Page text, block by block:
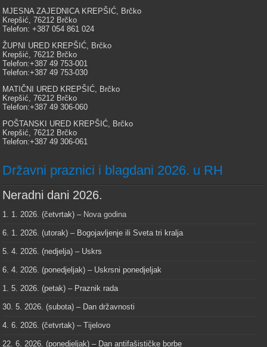
MJESNA ZAJEDNICA KREPŠIĆ, Brčko
Krepšić, 76212 Brčko
Telefon: +387 054 861 024
ŽUPNI URED KREPŠIĆ, Brčko
Krepšić, 76212 Brčko
Telefon:+387 49 753-001
Telefon:+387 49 753-030
MATIČNI URED KREPŠIĆ, Brčko
Krepšić, 76212 Brčko
Telefon:+387 49 306-060
POŠTANSKI URED KREPŠIĆ, Brčko
Krepšić, 76212 Brčko
Telefon:+387 49 306-061
Državni praznici i blagdani 2026. u RH
Neradni dani 2026.
1. 1. 2026. (četvrtak) – Nova godina
6. 1. 2026. (utorak) – Bogojavljenje ili Sveta tri kralja
5. 4. 2026. (nedjelja) – Uskrs
6. 4. 2026. (ponedjeljak) – Uskrsni ponedjeljak
1. 5. 2026. (petak) – Praznik rada
30. 5. 2026. (subota) – Dan državnosti
4. 6. 2026. (četvrtak) – Tijelovo
22. 6. 2026. (ponedjeljak) – Dan antifašističke borbe